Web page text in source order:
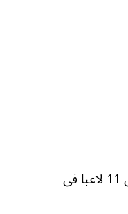
هيمن لاعبو ريال مدريد الإسباني على تشكيلة الاتحاد الدولي لكرة القدم (فيفا) لأفضل 11 لاعبا في